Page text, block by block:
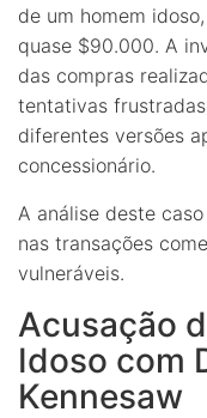
de um homem
quase $90.000. A
das compras
tentativas
diferentes versões
concessionário.
A análise deste
nas transações
vulneráveis.
Acusação
Idoso com
Kennesaw